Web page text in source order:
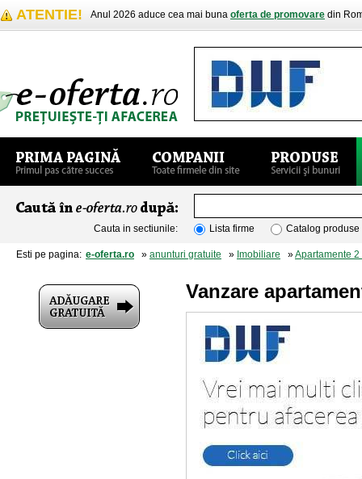
ATENTIE! Anul 2026 aduce cea mai buna oferta de promovare din
Cauta in sectiunile: Lista firme Catalog produse
Esti pe pagina: e-oferta.ro » anunturi gratuite » Imobiliare »Apartamente 2
Vanzare